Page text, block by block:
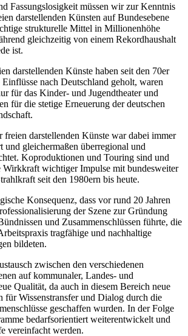
Fassungslosigkeit müssen wir zur Kenntnis
darstellenden Künsten auf Bundesebene
strukturelle Mittel in Millionenhöhe
gleichzeitig von einem Rekordhaushalt
ist.
darstellenden Künste haben seit den 70er
nach Deutschland geholt, waren
für das Kinder- und Jugendtheater und
für die stetige Erneuerung der deutschen
freien darstellenden Künste war dabei immer
und gleichermaßen überregional und
Koproduktionen und Touring sind und
Wirkkraft wichtiger Impulse mit bundesweiter
seit den 1980ern bis heute.
Konsequenz, dass vor rund 20 Jahren
der Szene zur Gründung
und Zusammenschlüssen führte, die
tragfähige und nachhaltige
bildeten.
zwischen den verschiedenen
auf kommunaler, Landes- und
Qualität, da auch in diesem Bereich neue
für Wissenstransfer und Dialog durch die
geschaffen wurden. In der Folge
bedarfsorientiert weiterentwickelt und
vereinfacht werden.